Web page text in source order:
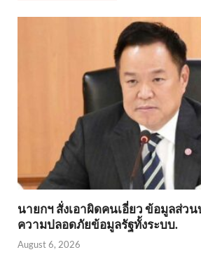
นายกฯ สั่งเอาผิดคนเอี่ยว ข้อมูลส่ว
ความปลอดภัยข้อมูลรัฐทั้งระบบ.
August 6, 2026